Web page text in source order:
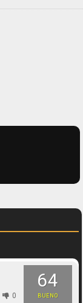
64
BUENO
0